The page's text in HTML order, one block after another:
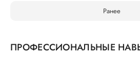
Ранее
ПРОФЕССИОНАЛЬНЫЕ